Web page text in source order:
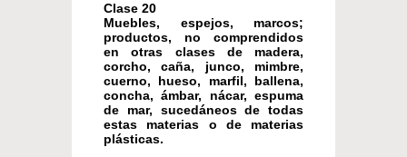
Clase 20
Muebles, espejos, marcos;
productos, no comprendidos
en otras clases de madera,
corcho, caña, junco, mimbre,
cuerno, hueso, marfil, ballena,
concha, ámbar, nácar, espuma
de mar, sucedáneos de todas
estas materias o de materias
plásticas.